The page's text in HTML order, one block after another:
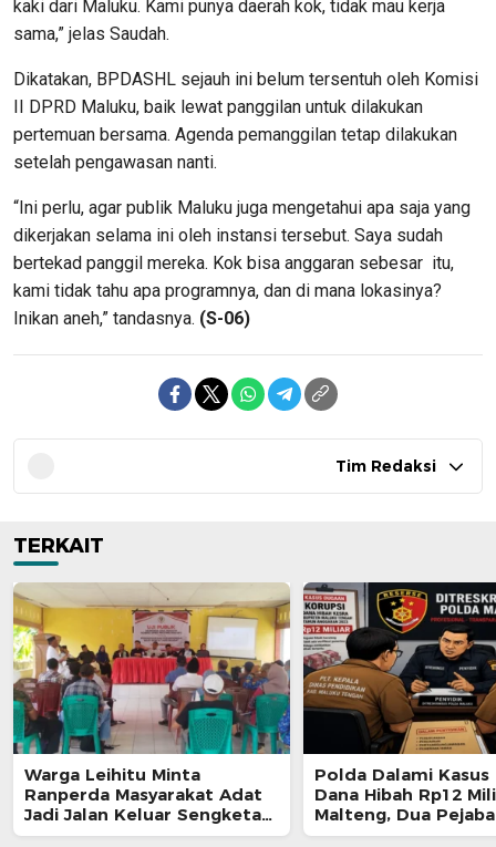
kaki dari Maluku. Kami punya daerah kok, tidak mau kerja
sama,” jelas Saudah.
Dikatakan, BPDASHL sejauh ini belum tersentuh oleh Komisi
II DPRD Maluku, baik lewat panggilan untuk dilakukan
pertemuan bersama. Agenda pemanggilan tetap dilakukan
setelah pengawasan nanti.
“Ini perlu, agar publik Maluku juga mengetahui apa saja yang
dikerjakan selama ini oleh instansi tersebut. Saya sudah
bertekad panggil mereka. Kok bisa anggaran sebesar itu,
kami tidak tahu apa programnya, dan di mana lokasinya?
Inikan aneh,” tandasnya. (S-06)
Tim Redaksi
TERKAIT
Warga Leihitu Minta
Ranperda Masyarakat Adat
Jadi Jalan Keluar Sengketa
Enam Dusun Tanjung Sial
Polda Dalami Kasus
Dana Hibah Rp12
Malteng, Dua
Pemkab Diperiksa